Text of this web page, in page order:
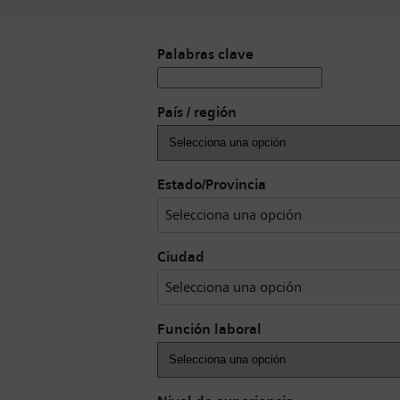
Buscar puestos vacantes
Palabras clave
País / región
Estado/ProvinciaSelecciona una
Selecciona una opción
Ciudad
Selecciona una opción
Función laboral